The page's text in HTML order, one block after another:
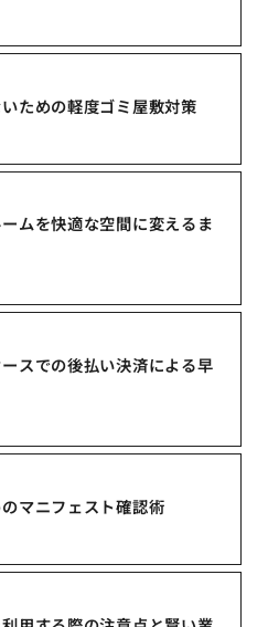
ための軽度ゴミ屋敷対策
ムを快適な空間に変えるま
スでの後払い決済による早
マニフェスト確認術